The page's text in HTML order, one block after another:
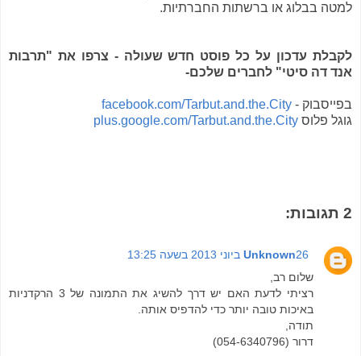
למטה בבלוג או ברשתות החברתיות.
לקבלת עדכון על כל פוסט חדש שעולה - צרפו את "תרבות
אנד דה סיטי" לחברים שלכם-
בפייסבוק - facebook.com/Tarbut.and.the.City
גוגל פלוס plus.google.com/Tarbut.and.the.City
2 תגובות:
Unknown26 ביוני 2013 בשעה 13:25
שלום רב,
רציתי לדעת האם יש דרך להשיג את התמונה של 3 הרקדניות
באיכות טובה יותר כדי להדפיס אותה.
תודה,
דרור (054-6340796)